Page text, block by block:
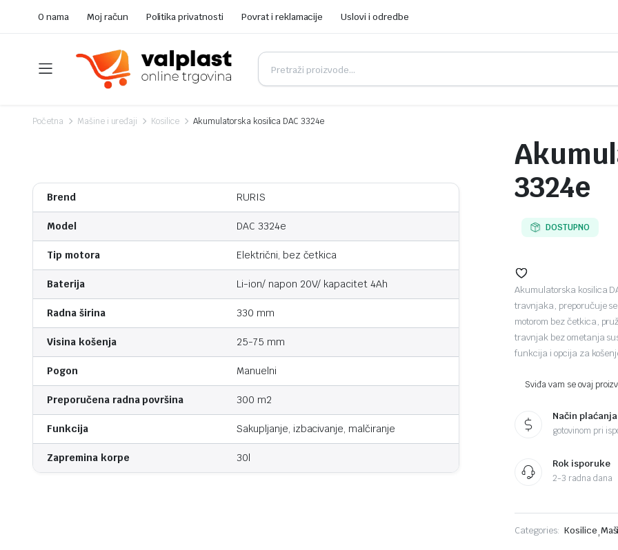
O nama Moj račun Politika privatnosti Povrat i reklamacije Uslovi i odredbe
Početna Mašine i uređaji Kosilice Akumulatorska kosilica DAC 3324e
Brend RURIS
Model DAC 3324e
Tip motora Električni, bez četkica
Baterija Li-ion/ napon 20V/ kapacitet 4Ah
Radna širina 330 mm
Visina košenja 25-75 mm
Pogon Manuelni
Preporučena radna površina 300 m2
Funkcija Sakupljanje, izbacivanje, malčiranje
Zapremina korpe 30l
3324e
DOSTUPNO
Akumulatorska kosilica
travnjaka, preporučuje
motorom bez četkica,
travnjak bez ometanja
funkcija i opcija za
Sviđa vam se ovaj
Način plaćanja
gotovinom pri
Rok isporuke
2-3 radna dana
Categories: Kosilice,